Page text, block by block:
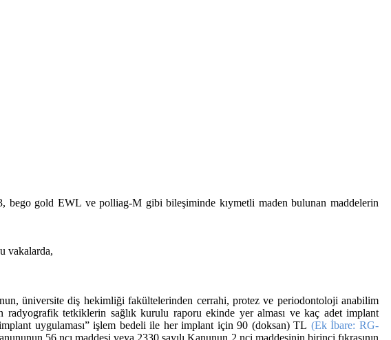
bego gold EWL ve polliag-M gibi bileşiminde kıymetli maden bulunan maddelerin
vakalarda,
üniversite diş hekimliği fakültelerinden cerrahi, protez ve periodontoloji anabilim
radyografik tetkiklerin sağlık kurulu raporu ekinde yer alması ve kaç adet implant
uygulaması” işlem bedeli ile her implant için 90 (doksan) TL (Ek İbare: RG-